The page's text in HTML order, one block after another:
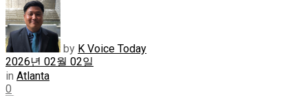
by K Voice Today
2026년 02월 02일
in Atlanta
0